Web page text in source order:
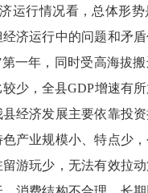
运行情况看，总体形
济运行中的问题和矛
第一年，同时受高海拔
少，全县GDP增速有所
经济发展主要依靠投
产业规模小、特点少
游玩少，无法有效拉动